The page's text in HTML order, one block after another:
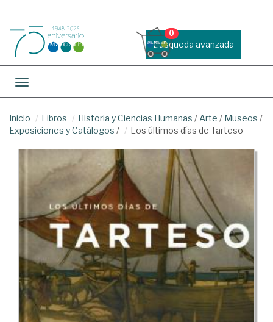
Busqueda avanzada
0
Toggle navigation
Inicio Libros Historia y Ciencias Humanas / Arte / Museos /
Exposiciones y Catálogos / Los últimos días de Tarteso